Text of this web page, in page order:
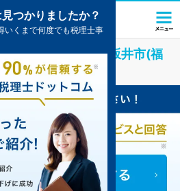
ジャー業界に強い 坂井市(福
務所の一覧
つかりましたか？
いくまで何度でも税理士事